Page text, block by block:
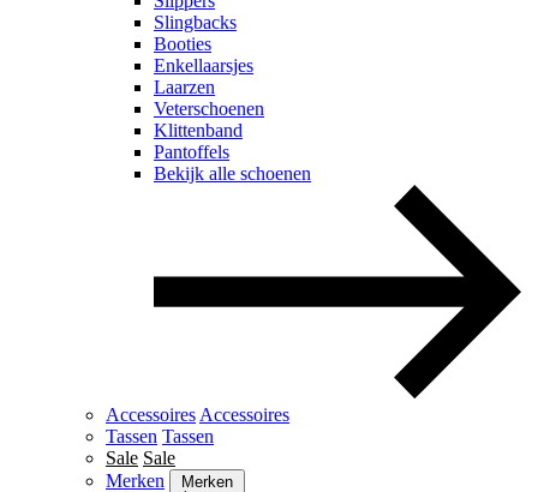
Slingbacks
Booties
Enkellaarsjes
Laarzen
Veterschoenen
Klittenband
Pantoffels
Bekijk alle schoenen
Accessoires Accessoires
Tassen Tassen
Sale Sale
Merken
Merken